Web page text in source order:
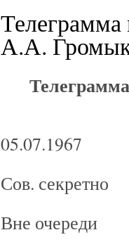
А.А.
05.07.1967
Сов. секретно
Вне очереди